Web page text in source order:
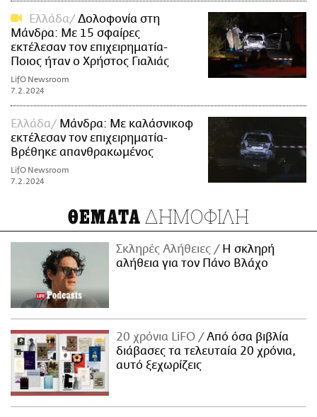
Ελλάδα
Δολοφονία στη
Μάνδρα: Με 15 σφαίρες
εκτέλεσαν τον επιχειρηματία-
Ποιος ήταν ο Χρήστος Γιαλιάς
LifO Newsroom
7.2.2024
Ελλάδα
Μάνδρα: Με καλάσνικοφ
εκτέλεσαν τον επιχειρηματία-
Βρέθηκε απανθρακωμένος
LifO Newsroom
7.2.2024
ΘΕΜΑΤΑ ΔΗΜΟΦΙΛΗ
Σκληρές Αλήθειες
H σκληρή
αλήθεια για τον Πάνο Βλάχο
20 χρόνια LiFO
Από όσα βιβλία
διάβασες τα τελευταία 20 χρόνια,
αυτό ξεχωρίζεις